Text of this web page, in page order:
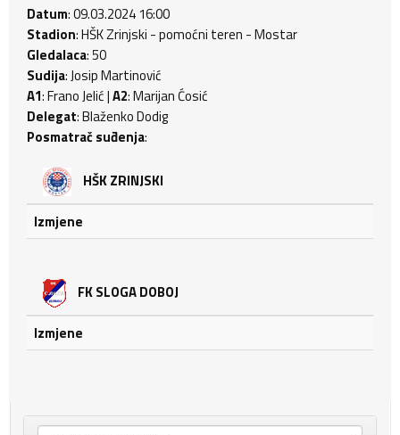
Datum: 09.03.2024 16:00
Stadion: HŠK Zrinjski - pomoćni teren - Mostar
Gledalaca: 50
Sudija: Josip Martinović
A1: Frano Jelić |A2: Marijan Ćosić
Delegat: Blaženko Dodig
Posmatrač suđenja:
HŠK ZRINJSKI
Izmjene
FK SLOGA DOBOJ
Izmjene